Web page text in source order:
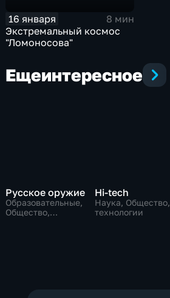
16 января
8 мин
Экстремальный космос
"Ломоносова"
Ещеинтересное
Русское оружие
Образовательные,
Общество,
Hi-tech
Наука, Общество,
технологии